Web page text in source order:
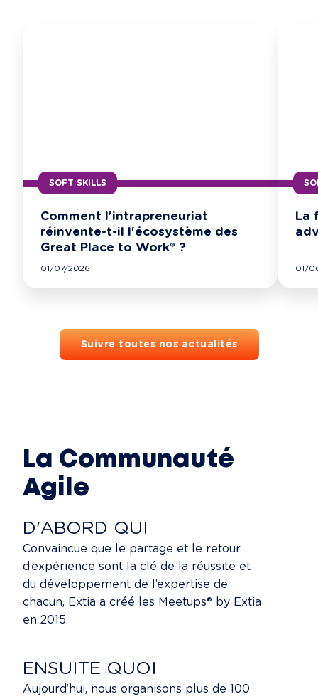
SOFT SKILLS
Comment l'intrapreneuriat
réinvente-t-il l'écosystème des
Great Place to Work® ?
01/07/2026
La
01/
Suivre toutes nos actualités
La Communauté
Agile
D'ABORD QUI
Convaincue que le partage et le retour
d’expérience sont la clé de la réussite et
du développement de l’expertise de
chacun, Extia a créé les Meetups® by Extia
en 2015.
ENSUITE QUOI
Aujourd’hui, nous organisons plus de 100